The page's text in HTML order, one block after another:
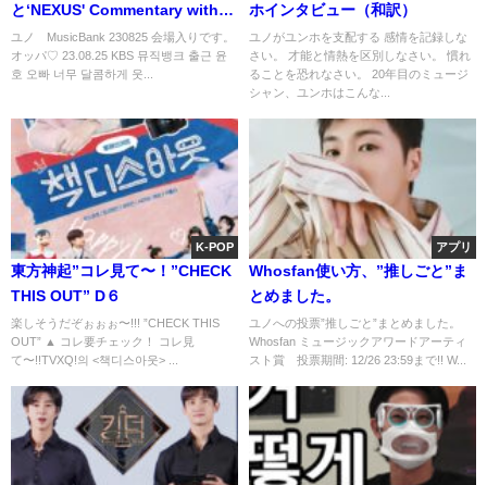
と‘NEXUS' Commentary with
U-KNOW、インスタライブもあ
りがとう😆
ユノ MusicBank 230825 会場入りです。
オッパ♡ 23.08.25 KBS 뮤직뱅크 출근 윤
호 오빠 너무 달콤하게 웃...
ホインタビュー（和訳）
ユノがユンホを支配する 感情を記録しな
さい。 才能と情熱を区別しなさい。 慣れ
ることを恐れなさい。 20年目のミュージ
シャン、ユンホはこんな...
K-POP
東方神起”コレ見て〜！”CHECK
THIS OUT” D６
楽しそうだぞぉぉぉ〜!!! ”CHECK THIS
OUT” ▲ コレ要チェック！ コレ見
て〜!!TVXQ!의 <책디스아웃> ...
アプリ
Whosfan使い方、”推しごと”ま
とめました。
ユノへの投票”推しごと”まとめました。
Whosfan ミュージックアワードアーティ
スト賞 投票期間: 12/26 23:59まで!! W...